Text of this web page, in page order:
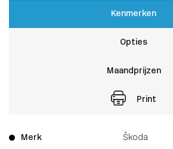
Kenmerken
Opties
Maandprijzen
Print
Merk
Škoda